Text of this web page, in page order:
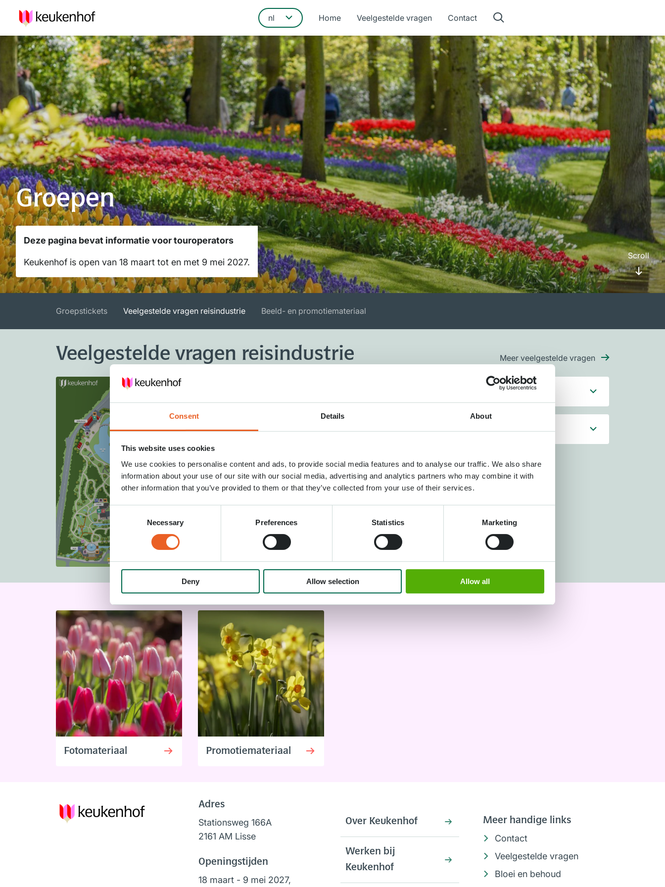
Consent Details About
This website uses cookies
We use cookies to personalise content and ads, to provide social media features and to analyse our traffic. We also share
information about your use of our site with our social media, advertising and analytics partners who may combine it with
other information that you’ve provided to them or that they’ve collected from your use of their services.
Consent
Selection
Necessary Preferences Statistics Marketing
Deny Allow selection Allow all
Home Veelgestelde vragen Contact
Groepen
Deze pagina bevat informatie voor touroperators
Keukenhof is open van 18 maart tot en met 9 mei 2027.
Scroll
Groepstickets Veelgestelde vragen reisindustrie Beeld- en promotiemateriaal
Veelgestelde vragen reisindustrie
Download plattegrond
Wanneer is Keukenhof open in 2027?
Waar kunnen touringcars parkeren?
Meer veelgestelde vragen
Fotomateriaal Promotiemateriaal
Adres
Stationsweg 166A
2161 AM Lisse
Openingstijden
18 maart - 9 mei 2027,
Over Keukenhof
Werken bij
Keukenhof
Meer handige links
Contact
Veelgestelde vragen
Bloei en behoud